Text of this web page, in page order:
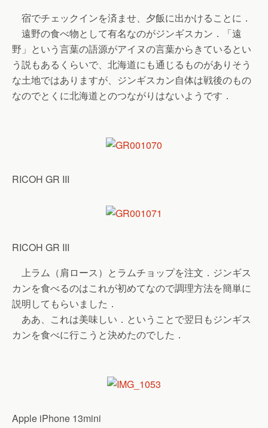
宿でチェックインを済ませ、夕飯に出かけることに．
遠野の食べ物として有名なのがジンギスカン．「遠
野」という言葉の語源がアイヌの言葉からきているとい
う説もあるくらいで、北海道にも通じるものがありそう
な土地ではありますが、ジンギスカン自体は戦後のもの
なのでとくに北海道とのつながりはないようです．
RICOH GR III
RICOH GR III
上ラム（肩ロース）とラムチョップを注文．ジンギス
カンを食べるのはこれが初めてなので調理方法を簡単に
説明してもらいました．
ああ、これは美味しい．ということで翌日もジンギス
カンを食べに行こうと決めたのでした．
Apple iPhone 13mini